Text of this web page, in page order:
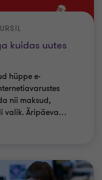
kuidas uutes
hüppe e-
nii maksud,
valik. Äripäeva…